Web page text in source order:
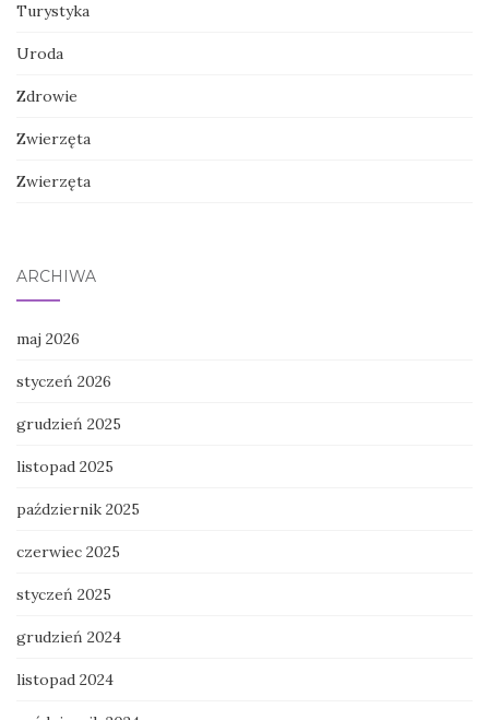
Turystyka
Uroda
Zdrowie
Zwierzęta
Zwierzęta
ARCHIWA
maj 2026
styczeń 2026
grudzień 2025
listopad 2025
październik 2025
czerwiec 2025
styczeń 2025
grudzień 2024
listopad 2024